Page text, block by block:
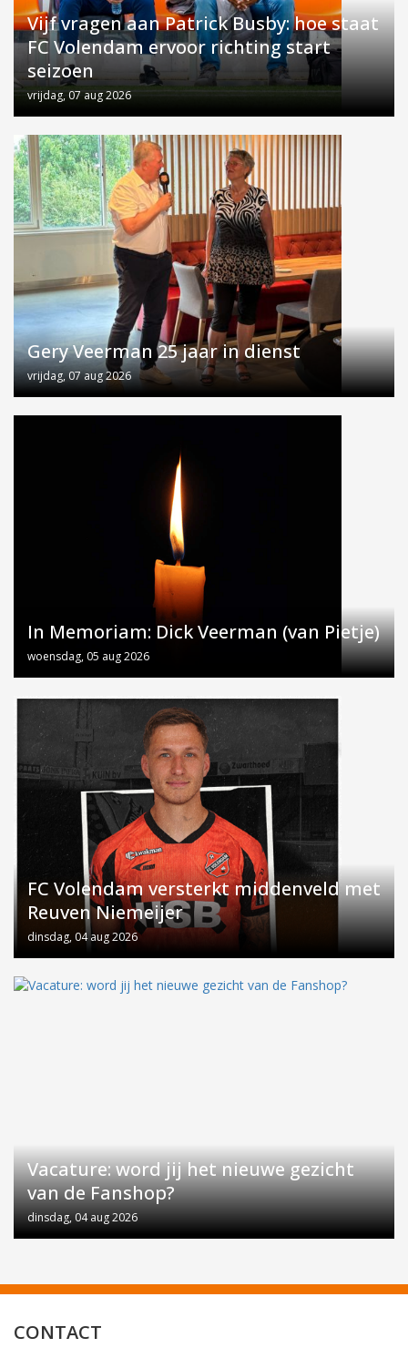
Vijf vragen aan Patrick Busby: hoe staat
FC Volendam ervoor richting start
seizoen
vrijdag, 07 aug 2026
Gery Veerman 25 jaar in dienst
vrijdag, 07 aug 2026
In Memoriam: Dick Veerman (van Pietje)
woensdag, 05 aug 2026
FC Volendam versterkt middenveld met
Reuven Niemeijer
dinsdag, 04 aug 2026
Vacature: word jij het nieuwe gezicht
van de Fanshop?
dinsdag, 04 aug 2026
CONTACT